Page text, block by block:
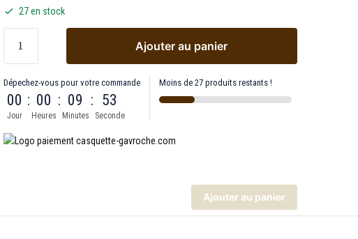
27 en stock
Ajouter au panier
Dépechez-vous pour votre commande
00
Jour
: 00
Heures
: 09
Minutes
: 53
Seconde
Moins de 27 produits restants !
Ajouter au panier